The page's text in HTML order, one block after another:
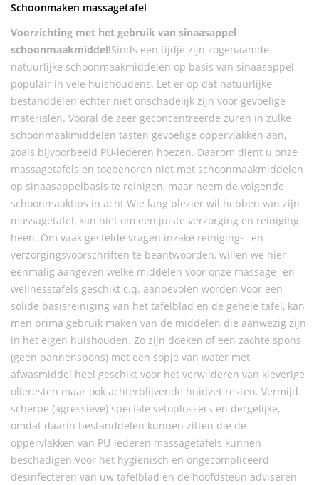
Schoonmaken massagetafel
Voorzichting met het gebruik van sinaasappel
schoonmaakmiddel!Sinds een tijdje zijn zogenaamde
natuurlijke schoonmaakmiddelen op basis van sinaasappel
populair in vele huishoudens. Let er op dat natuurlijke
bestanddelen echter niet onschadelijk zijn voor gevoelige
materialen. Vooral de zeer geconcentreerde zuren in zulke
schoonmaakmiddelen tasten gevoelige oppervlakken aan,
zoals bijvoorbeeld PU-lederen hoezen. Daarom dient u onze
massagetafels en toebehoren niet met schoonmaakmiddelen
op sinaasappelbasis te reinigen, maar neem de volgende
schoonmaaktips in acht.Wie lang plezier wil hebben van zijn
massagetafel, kan niet om een juiste verzorging en reiniging
heen. Om vaak gestelde vragen inzake reinigings- en
verzorgingsvoorschriften te beantwoorden, willen we hier
eenmalig aangeven welke middelen voor onze massage- en
wellnesstafels geschikt c.q. aanbevolen worden.Voor een
solide basisreiniging van het tafelblad en de gehele tafel, kan
men prima gebruik maken van de middelen die aanwezig zijn
in het eigen huishouden. Zo zijn doeken of een zachte spons
(geen pannenspons) met een sopje van water met
afwasmiddel heel geschikt voor het verwijderen van kleverige
olieresten maar ook achterblijvende huidvet resten. Vermijd
scherpe (agressieve) speciale vetoplossers en dergelijke,
omdat daarin bestanddelen kunnen zitten die de
oppervlakken van PU-lederen massagetafels kunnen
beschadigen.Voor het hygiënisch en ongecompliceerd
desinfecteren van uw tafelblad en de hoofdsteun adviseren